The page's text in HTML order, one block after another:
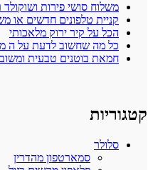
משלוח סושי פירות ושוקולד
קניית טלפונים חדשים או
הכל על קיר ירוק מלאכותי
כל מה שחשוב לדעת על ה
חמאת בוטנים טבעית
קטגוריות
סלולר
סמארטפון מהדרין